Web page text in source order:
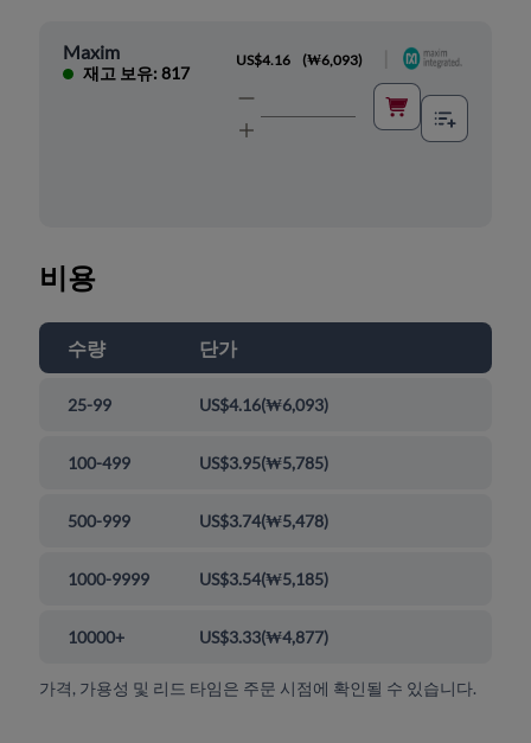
Maxim
재고 보유: 817
US$4.16 (₩6,093)
비용
수량 단가
25-99 US$4.16(₩6,093)
100-499 US$3.95(₩5,785)
500-999 US$3.74(₩5,478)
1000-9999 US$3.54(₩5,185)
10000+ US$3.33(₩4,877)
가격, 가용성 및 리드 타임은 주문 시점에 확인될 수 있습니다.